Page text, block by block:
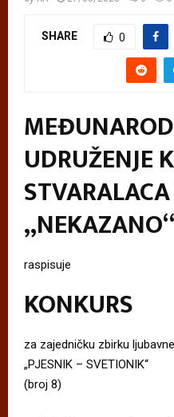
SHARE 0
UDRUŽENJE
„NEKAZANO“
raspisuje
KONKURS
za zajedničku zbirku
„PJESNIK – SVETIONIK“
(broj 8)